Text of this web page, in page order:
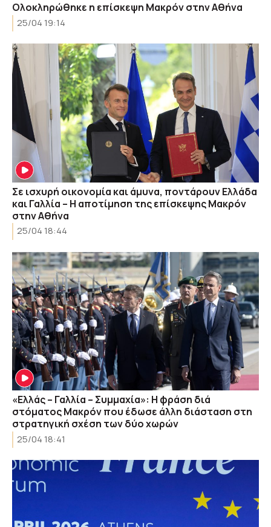
Ολοκληρώθηκε η επίσκεψη Μακρόν στην Αθήνα
25/04 19:14
Σε ισχυρή οικονομία και άμυνα, ποντάρουν Ελλάδα
και Γαλλία – Η αποτίμηση της επίσκεψης Μακρόν
στην Αθήνα
25/04 18:44
«Ελλάς – Γαλλία – Συμμαχία»: Η φράση διά
στόματος Μακρόν που έδωσε άλλη διάσταση στη
στρατηγική σχέση των δύο χωρών
25/04 18:41